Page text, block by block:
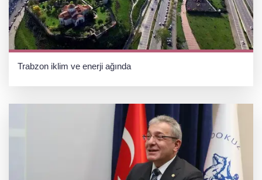
Trabzon iklim ve enerji ağında